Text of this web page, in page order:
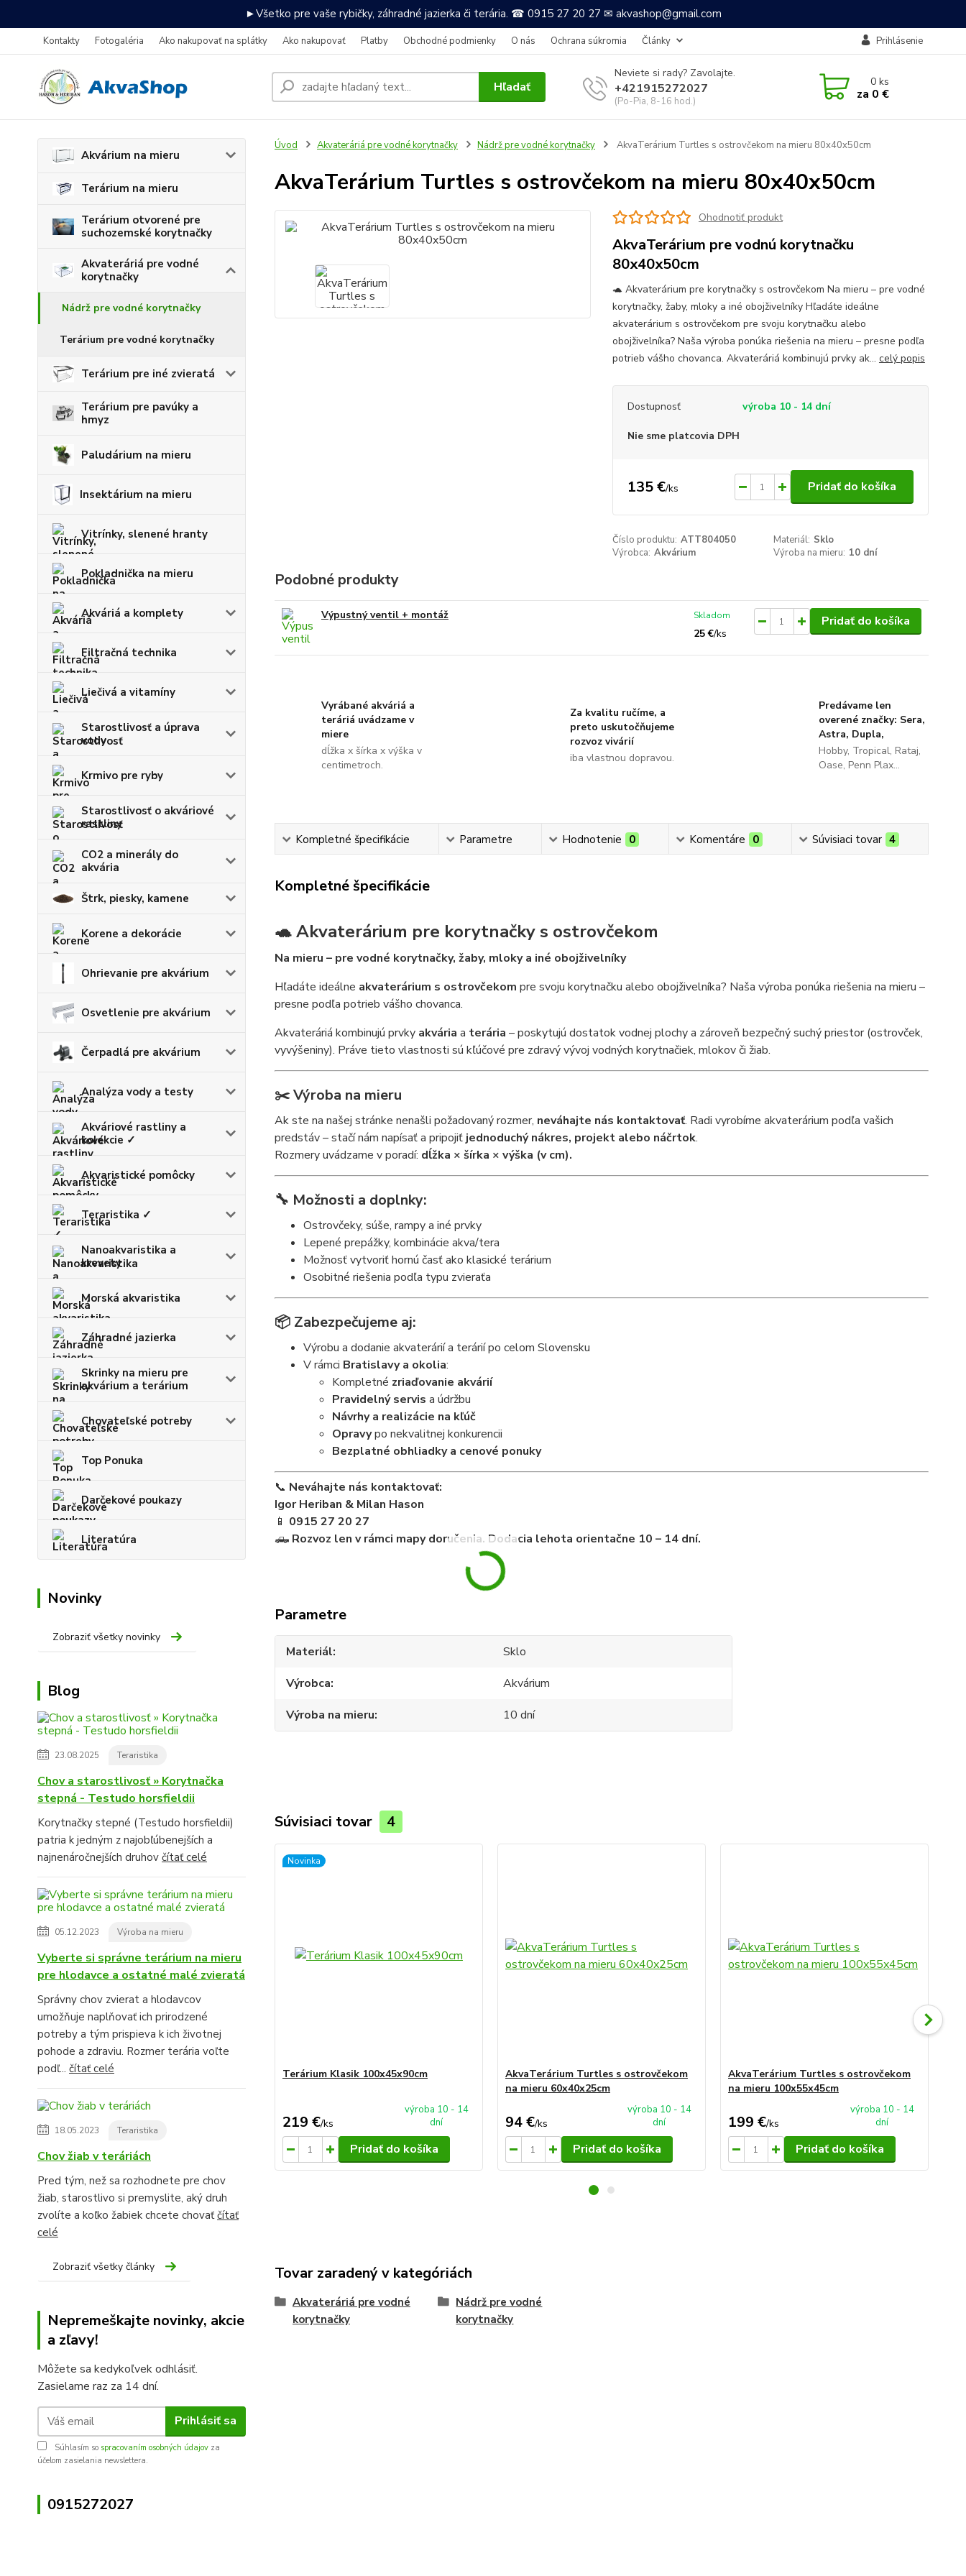
►Všetko pre vaše rybičky, záhradné jazierka či terária. ☎ 0915 27 20 27 ✉ akvashop@gmail.com
Kontakty Fotogaléria Ako nakupovať na splátky Ako nakupovať Platby Obchodné podmienky O nás Ochrana súkromia Články Prihlásenie
Hľadať
Neviete si rady? Zavolajte.
+421915272027
(Po-Pia, 8-16 hod.)
0ks
za 0 €
Akvárium na mieru
Terárium na mieru
Terárium otvorené pre
suchozemské korytnačky
Akvateráriá pre vodné
korytnačky
Nádrž pre vodné korytnačky
Terárium pre vodné korytnačky
Terárium pre iné zvieratá
Terárium pre pavúky a
hmyz
Paludárium na mieru
Insektárium na mieru
Vitrínky, slenené hranty
Pokladnička na mieru
Akváriá a komplety
Filtračná technika
Liečivá a vitamíny
Starostlivosť a úprava
vody
Krmivo pre ryby
Starostlivosť o akváriové
rastliny
CO2 a minerály do
akvária
Štrk, piesky, kamene
Korene a dekorácie
Ohrievanie pre akvárium
Osvetlenie pre akvárium
Čerpadlá pre akvárium
Analýza vody a testy
Akváriové rastliny a
kolekcie ✓
Akvaristické pomôcky
Teraristika ✓
Nanoakvaristika a
krevety
Morská akvaristika
Záhradné jazierka
Skrinky na mieru pre
akvárium a terárium
Chovateľské potreby
Top Ponuka
Darčekové poukazy
Literatúra
Novinky
Zobraziť všetky novinky
Blog
23.08.2025 Teraristika
Chov a starostlivosť » Korytnačka
stepná - Testudo horsfieldii
Korytnačky stepné (Testudo horsfieldii)
patria k jedným z najobľúbenejších a
najnenáročnejších druhov čítať celé
05.12.2023 Výroba na mieru
Vyberte si správne terárium na mieru
pre hlodavce a ostatné malé zvieratá
Správny chov zvierat a hlodavcov
umožňuje naplňovať ich prirodzené
potreby a tým prispieva k ich životnej
pohode a zdraviu. Rozmer terária voľte
podľ... čítať celé
18.05.2023 Teraristika
Chov žiab v teráriách
Pred tým, než sa rozhodnete pre chov
žiab, starostlivo si premyslite, aký druh
zvolíte a koľko žabiek chcete chovaťčítať
celé
Zobraziť všetky články
Nepremeškajte novinky, akcie
a zľavy!
Môžete sa kedykoľvek odhlásiť.
Zasielame raz za 14 dní.
Prihlásiť sa
Súhlasím so spracovaním osobných údajov za
účelom zasielania newslettera.
0915272027
Úvod Akvateráriá pre vodné korytnačky Nádrž pre vodné korytnačky AkvaTerárium Turtles s ostrovčekom na mieru 80x40x50cm
AkvaTerárium Turtles s ostrovčekom na mieru 80x40x50cm
Ohodnotiť produkt
AkvaTerárium pre vodnú korytnačku
80x40x50cm
🐢 Akvaterárium pre korytnačky s ostrovčekom Na mieru – pre vodné
korytnačky, žaby, mloky a iné obojživelníky Hľadáte ideálne
akvaterárium s ostrovčekom pre svoju korytnačku alebo
obojživelníka? Naša výroba ponúka riešenia na mieru – presne podľa
potrieb vášho chovanca. Akvateráriá kombinujú prvky ak... celý popis
Dostupnosť výroba 10 - 14 dní
Nie sme platcovia DPH
135 €/ks Pridať do košíka
Číslo produktu: ATT804050 Materiál: Sklo
Výrobca: Akvárium Výroba na mieru: 10 dní
Podobné produkty
Výpustný ventil + montáž
25 €/ks
Skladom Pridať do košíka
Vyrábané akváriá a
teráriá uvádzame v
miere
dĺžka x šírka x výška v
centimetroch.
Za kvalitu ručíme, a
preto uskutočňujeme
rozvoz vivárií
iba vlastnou dopravou.
Predávame len
overené značky: Sera,
Astra, Dupla,
Hobby, Tropical, Rataj,
Oase, Penn Plax...
Kompletné špecifikácie Parametre Hodnotenie 0 Komentáre 0 Súvisiaci tovar 4
Kompletné špecifikácie
🐢 Akvaterárium pre korytnačky s ostrovčekom
Na mieru – pre vodné korytnačky, žaby, mloky a iné obojživelníky
Hľadáte ideálne akvaterárium s ostrovčekom pre svoju korytnačku alebo obojživelníka? Naša výroba ponúka riešenia na mieru –
presne podľa potrieb vášho chovanca.
Akvateráriá kombinujú prvky akvária a terária – poskytujú dostatok vodnej plochy a zároveň bezpečný suchý priestor (ostrovček,
vyvýšeniny). Práve tieto vlastnosti sú kľúčové pre zdravý vývoj vodných korytnačiek, mlokov či žiab.
✂️Výroba na mieru
Ak ste na našej stránke nenašli požadovaný rozmer, neváhajte nás kontaktovať. Radi vyrobíme akvaterárium podľa vašich
predstáv – stačí nám napísať a pripojiť jednoduchý nákres, projekt alebo náčrtok.
Rozmery uvádzame v poradí: dĺžka × šírka × výška (v cm).
🔧 Možnosti a doplnky:
Ostrovčeky, súše, rampy a iné prvky
Lepené prepážky, kombinácie akva/tera
Možnosť vytvoriť hornú časť ako klasické terárium
Osobitné riešenia podľa typu zvieraťa
📦 Zabezpečujeme aj:
Výrobu a dodanie akvaterárií a terárií po celom Slovensku
V rámci Bratislavy a okolia:
Kompletné zriaďovanie akvárií
Pravidelný servis a údržbu
Návrhy a realizácie na kľúč
Opravypo nekvalitnej konkurencii
Bezplatné obhliadky a cenové ponuky
📞 Neváhajte nás kontaktovať:
Igor Heriban & Milan Hason
📱 0915 27 20 27
🛻 Rozvoz len v rámci mapy doručenia. Dodacia lehota orientačne 10 – 14 dní.
Parametre
Materiál
Sklo
Výrobca
Akvárium
Výroba na mieru
10 dní
Súvisiaci tovar 4
Novinka
Terárium Klasik 100x45x90cm
219 €/ks
výroba 10 - 14
dní
Pridať do košíka
AkvaTerárium Turtles s ostrovčekom
na mieru 60x40x25cm
94 €/ks
výroba 10 - 14
dní
Pridať do košíka
AkvaTerárium Turtles s ostrovčekom
na mieru 100x55x45cm
199 €/ks
výroba 10 - 14
dní
Pridať do košíka
Tovar zaradený v kategóriách
Akvateráriá pre vodné
korytnačky
Nádrž pre vodné
korytnačky